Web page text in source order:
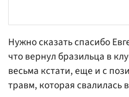
Нужно сказать спасибо
что вернул бразильца в
весьма кстати, еще и с
травм, которая свалилась